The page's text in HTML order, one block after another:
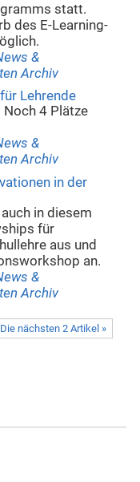
statt.
des E-Learning-
&
Archiv
Lehrende
Noch 4 Plätze
&
Archiv
in der
in diesem
für
aus und
an.
&
Archiv
Die nächsten 2 Artikel »